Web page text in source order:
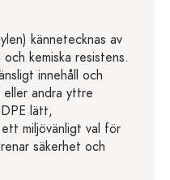
kännetecknas av
kemiska resistens.
innehåll och
andra yttre
lätt,
miljövänligt val för
säkerhet och